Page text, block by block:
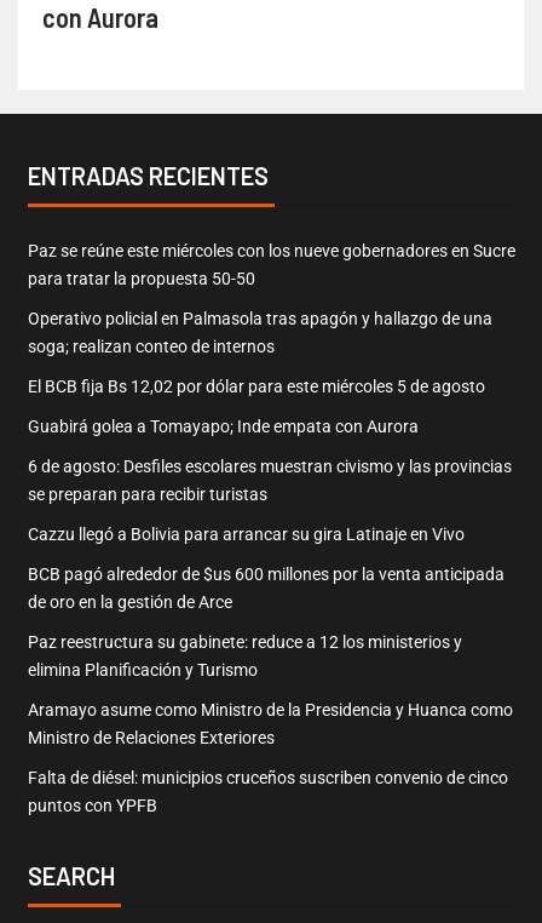
con Aurora
ENTRADAS RECIENTES
Paz se reúne este miércoles con los nueve gobernadores en Sucre
para tratar la propuesta 50-50
Operativo policial en Palmasola tras apagón y hallazgo de una
soga; realizan conteo de internos
El BCB fija Bs 12,02 por dólar para este miércoles 5 de agosto
Guabirá golea a Tomayapo; Inde empata con Aurora
6 de agosto: Desfiles escolares muestran civismo y las provincias
se preparan para recibir turistas
Cazzu llegó a Bolivia para arrancar su gira Latinaje en Vivo
BCB pagó alrededor de $us 600 millones por la venta anticipada
de oro en la gestión de Arce
Paz reestructura su gabinete: reduce a 12 los ministerios y
elimina Planificación y Turismo
Aramayo asume como Ministro de la Presidencia y Huanca como
Ministro de Relaciones Exteriores
Falta de diésel: municipios cruceños suscriben convenio de cinco
puntos con YPFB
SEARCH